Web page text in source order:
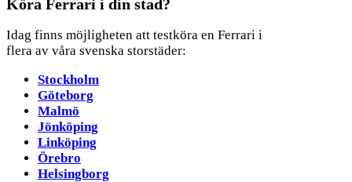
Köra Ferrari i din stad?
Idag finns möjligheten att testköra en Ferrari i
flera av våra svenska storstäder:
Stockholm
Göteborg
Malmö
Jönköping
Linköping
Örebro
Helsingborg